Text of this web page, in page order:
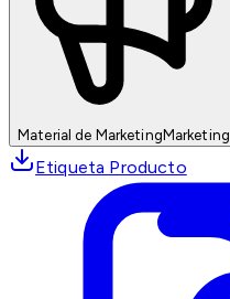
Material de MarketingMarketing
Etiqueta Producto